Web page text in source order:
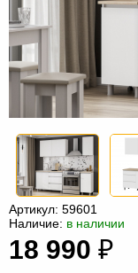
Офисная
мебель
Столы
под
компьютер
Мебель
для
ванной
Мебель
трансформер
Матрасы
Кресла-
мешки
Мебель
изСадовая
Артикул: 59601
Наличие: в наличии
18 990 ₽